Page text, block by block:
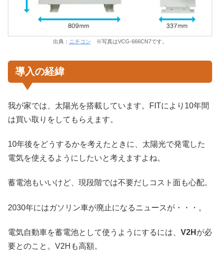
出典： ニチコン ※写真はVCG-666CN7です。
導入の経緯
我が家では、太陽光を搭載しています。FITにより10年間
は買い取りをしてもらえます。
10年後をどうするかを考えたときに、太陽光で発電した
電気を使えるようにしたいと考えますよね。
蓄電池もいいけど、現段階では不要だしコスト面も心配。
2030年にはガソリン車が廃止になるニュースが・・・。
電気自動車を蓄電池として使うようにするには、 V2H が必
要とのこと。V2Hも高額。